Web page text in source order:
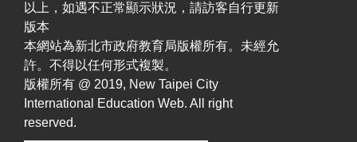
以上，如遇不正常顯示狀況，請訪客自行更新
版本
本網站為新北市政府教育局版權所有。未經允
許。不得以任何形式複製。
版權所有 @ 2019, New Taipei City
International Education Web. All right
reserved.